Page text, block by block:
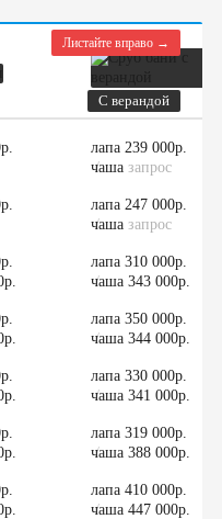
Листайте вправо →
С верандой
лапа 239 000р.
/
чаша запрос
лапа 247 000р.
/
чаша запрос
лапа 310 000р.
/
чаша 343 000р.
лапа 350 000р.
/
чаша 344 000р.
лапа 330 000р.
/
чаша 341 000р.
лапа 319 000р.
/
чаша 388 000р.
лапа 410 000р.
/
чаша 447 000р.